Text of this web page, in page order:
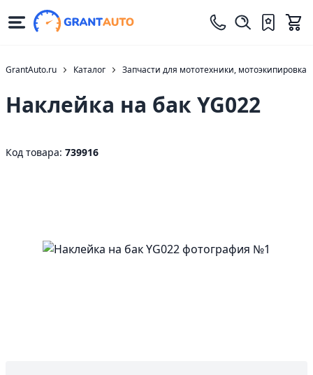
GrantAuto.ru Каталог Запчасти для мототехники, мотоэкипировка
Наклейка на бак YG022
Код товара: 739916